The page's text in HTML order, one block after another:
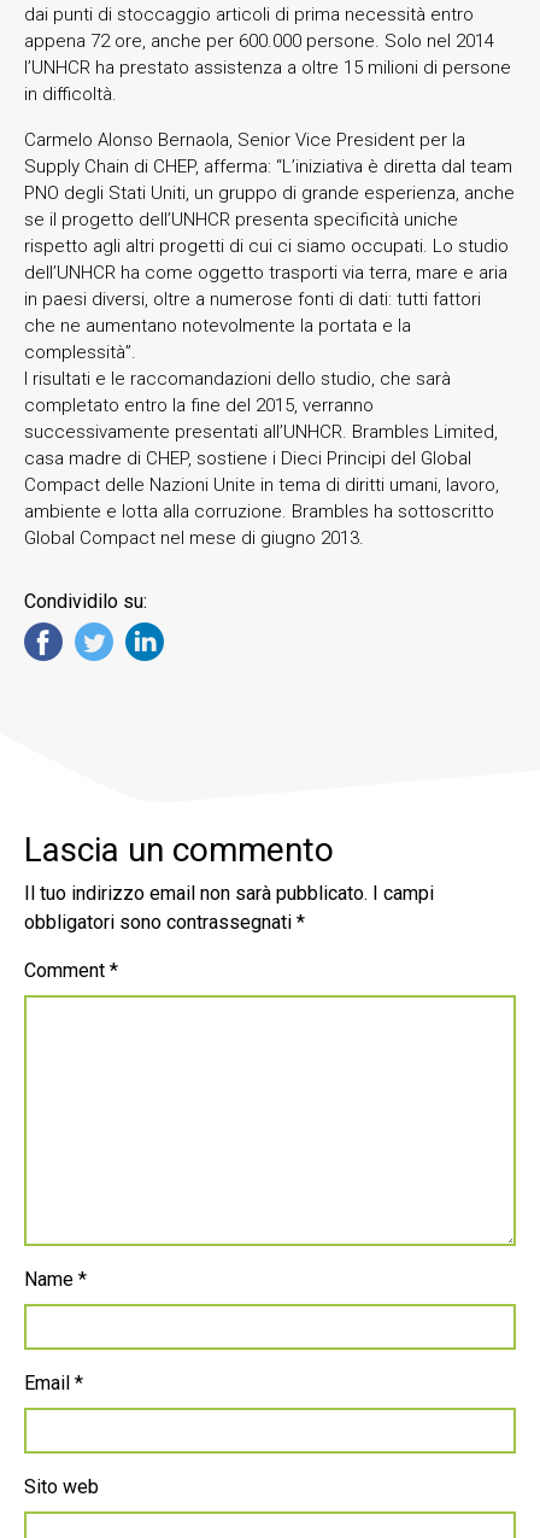
dai punti di stoccaggio articoli di prima necessità entro
appena 72 ore, anche per 600.000 persone. Solo nel 2014
l’UNHCR ha prestato assistenza a oltre 15 milioni di persone
in difficoltà.
Carmelo Alonso Bernaola, Senior Vice President per la
Supply Chain di CHEP, afferma: “L’iniziativa è diretta dal team
PNO degli Stati Uniti, un gruppo di grande esperienza, anche
se il progetto dell’UNHCR presenta specificità uniche
rispetto agli altri progetti di cui ci siamo occupati. Lo studio
dell’UNHCR ha come oggetto trasporti via terra, mare e aria
in paesi diversi, oltre a numerose fonti di dati: tutti fattori
che ne aumentano notevolmente la portata e la
complessità”.
I risultati e le raccomandazioni dello studio, che sarà
completato entro la fine del 2015, verranno
successivamente presentati all’UNHCR. Brambles Limited,
casa madre di CHEP, sostiene i Dieci Principi del Global
Compact delle Nazioni Unite in tema di diritti umani, lavoro,
ambiente e lotta alla corruzione. Brambles ha sottoscritto
Global Compact nel mese di giugno 2013.
Condividilo su:
Lascia un commento
Il tuo indirizzo email non sarà pubblicato.
I campi
obbligatori sono contrassegnati *
Comment *
Name *
Email *
Sito web